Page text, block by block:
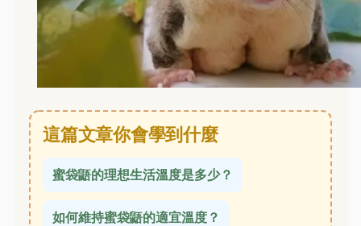
這篇文章你會學到什麼
蜜袋鼯的理想生活溫度是多少？
如何維持蜜袋鼯的適宜溫度？